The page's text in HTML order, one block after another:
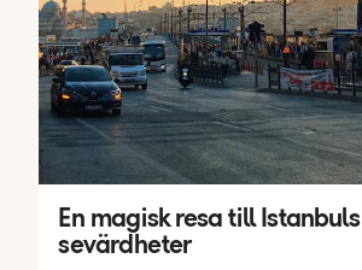
En magisk resa till Istanbuls
sevärdheter